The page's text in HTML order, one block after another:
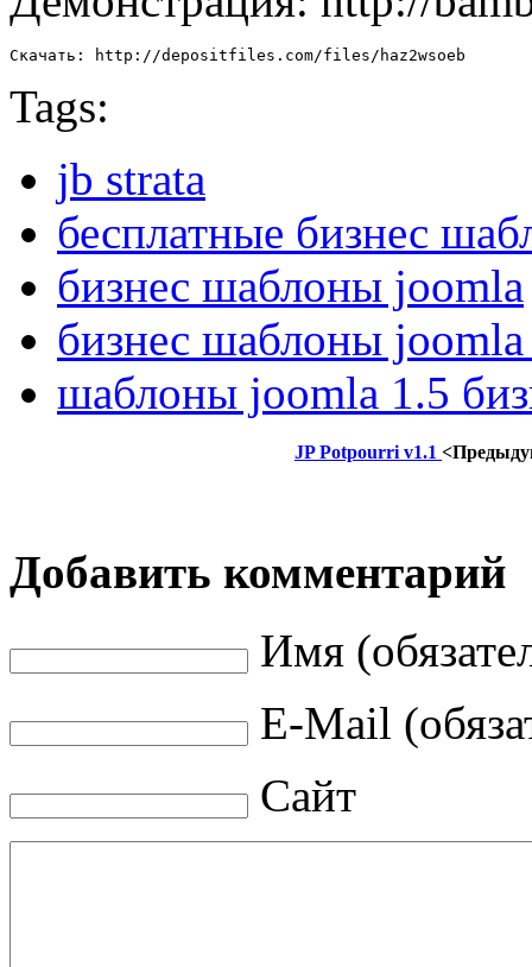
Скачать: http://depositfiles.com/files/haz2wsoeb
Tags:
jb strata
бесплатные бизнес
бизнес шаблоны joomla
бизнес шаблоны joomla
шаблоны joomla 1.5
JP Potpourri v1.1
Добавить комментарий
Имя
E-Mail
Сайт